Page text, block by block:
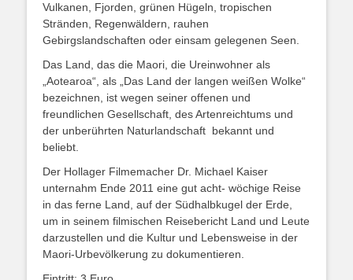
Vulkanen, Fjorden, grünen Hügeln, tropischen
Stränden, Regenwäldern, rauhen
Gebirgslandschaften oder einsam gelegenen Seen.
Das Land, das die Maori, die Ureinwohner als
„Aotearoa“, als „Das Land der langen weißen Wolke“
bezeichnen, ist wegen seiner offenen und
freundlichen Gesellschaft, des Artenreichtums und
der unberührten Naturlandschaft bekannt und
beliebt.
Der Hollager Filmemacher Dr. Michael Kaiser
unternahm Ende 2011 eine gut acht- wöchige Reise
in das ferne Land, auf der Südhalbkugel der Erde,
um in seinem filmischen Reisebericht Land und Leute
darzustellen und die Kultur und Lebensweise in der
Maori-Urbevölkerung zu dokumentieren.